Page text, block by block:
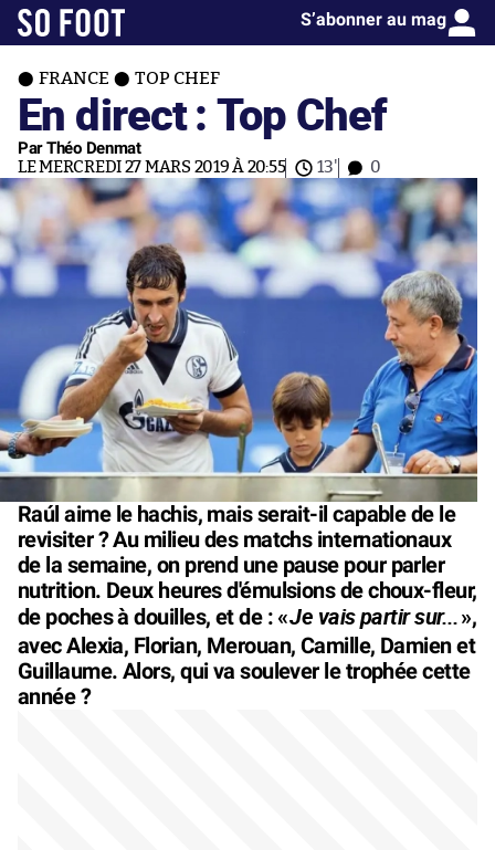
S’abonner au mag
FRANCE TOP CHEF
En direct : Top Chef
Par Théo Denmat
LE MERCREDI 27 MARS 2019 À 20:55 13' 0
Raúl aime le hachis, mais serait-il capable de le
revisiter ? Au milieu des matchs internationaux
de la semaine, on prend une pause pour parler
nutrition. Deux heures d'émulsions de choux-fleur,
de poches à douilles, et de : «Je vais partir sur...»,
avec Alexia, Florian, Merouan, Camille, Damien et
Guillaume. Alors, qui va soulever le trophée cette
année ?